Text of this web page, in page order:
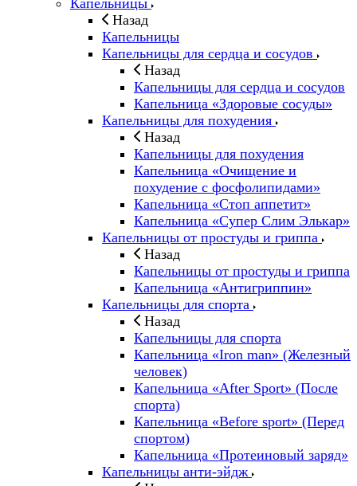
Капельницы
Назад
Капельницы
Капельницы для сердца и сосудов
Назад
Капельницы для сердца и сосудов
Капельница «Здоровые сосуды»
Капельницы для похудения
Назад
Капельницы для похудения
Капельница «Очищение и
похудение с фосфолипидами»
Капельница «Стоп аппетит»
Капельница «Супер Слим Элькар»
Капельницы от простуды и гриппа
Назад
Капельницы от простуды и гриппа
Капельница «Антигриппин»
Капельницы для спорта
Назад
Капельницы для спорта
Капельница «Iron man» (Железный
человек)
Капельница «After Sport» (После
спорта)
Капельница «Before sport» (Перед
спортом)
Капельница «Протеиновый заряд»
Капельницы анти-эйдж